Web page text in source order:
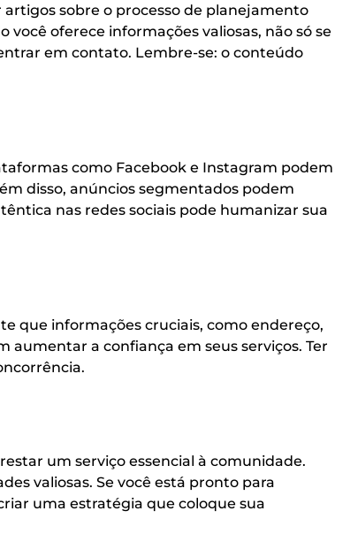
sobre o processo de planejamento
oferece informações valiosas, não só se
em contato. Lembre-se: o conteúdo
como Facebook e Instagram podem
disso, anúncios segmentados podem
nas redes sociais pode humanizar sua
que informações cruciais, como endereço,
aumentar a confiança em seus serviços. Ter
um serviço essencial à comunidade.
valiosas. Se você está pronto para
uma estratégia que coloque sua